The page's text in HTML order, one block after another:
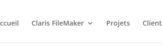
Claris FileMaker Projets